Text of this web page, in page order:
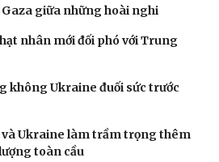
người"
mới tạo động lực phát triển từ cơ
mở đường cho phát triển
Chỉ thị số 07 về thực hành tư
Chí Minh